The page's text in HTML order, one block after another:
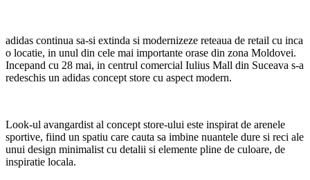
adidas continua sa-si extinda si modernizeze reteaua de retail cu inca
o locatie, in unul din cele mai importante orase din zona Moldovei.
Incepand cu 28 mai, in centrul comercial Iulius Mall din Suceava s-a
redeschis un adidas concept store cu aspect modern.
Look-ul avangardist al concept store-ului este inspirat de arenele
sportive, fiind un spatiu care cauta sa imbine nuantele dure si reci ale
unui design minimalist cu detalii si elemente pline de culoare, de
inspiratie locala.